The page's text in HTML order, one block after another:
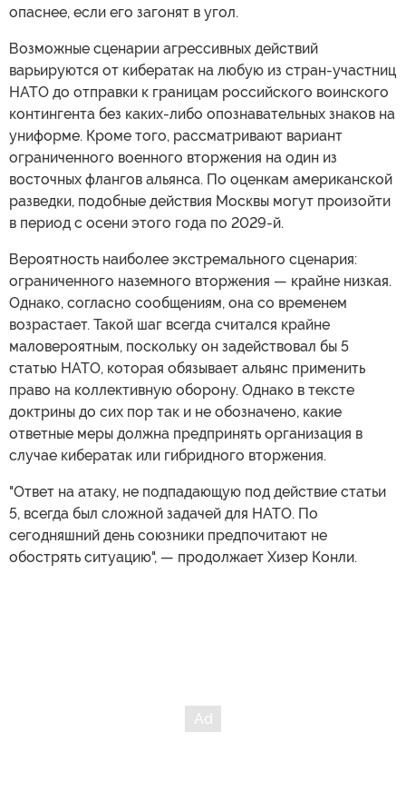
опаснее, если его загонят в угол.
Возможные сценарии агрессивных действий
варьируются от кибератак на любую из стран-участниц
НАТО до отправки к границам российского воинского
контингента без каких-либо опознавательных знаков на
униформе. Кроме того, рассматривают вариант
ограниченного военного вторжения на один из
восточных флангов альянса. По оценкам американской
разведки, подобные действия Москвы могут произойти
в период с осени этого года по 2029-й.
Вероятность наиболее экстремального сценария:
ограниченного наземного вторжения — крайне низкая.
Однако, согласно сообщениям, она со временем
возрастает. Такой шаг всегда считался крайне
маловероятным, поскольку он задействовал бы 5
статью НАТО, которая обязывает альянс применить
право на коллективную оборону. Однако в тексте
доктрины до сих пор так и не обозначено, какие
ответные меры должна предпринять организация в
случае кибератак или гибридного вторжения.
"Ответ на атаку, не подпадающую под действие статьи
5, всегда был сложной задачей для НАТО. По
сегодняшний день союзники предпочитают не
обострять ситуацию", — продолжает Хизер Конли.